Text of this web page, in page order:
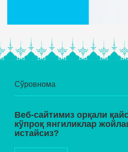
Сўровнома
Веб-сайтимиз орқали
кўпроқ янгиликлар
истайсиз?